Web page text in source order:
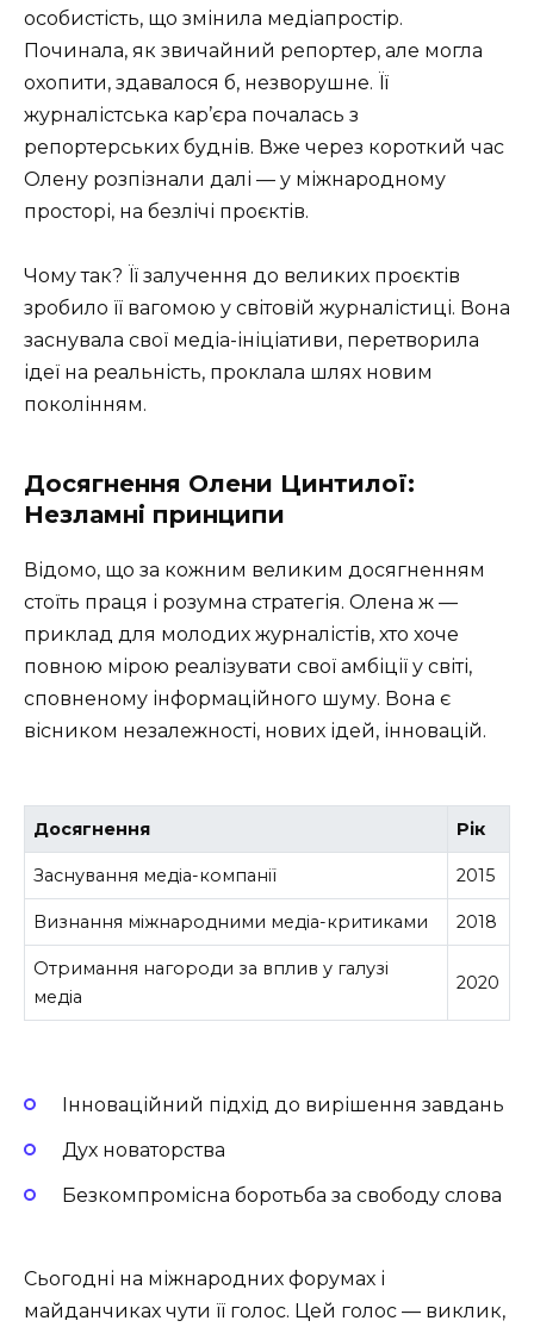
особистість, що змінила медіапростір.
Починала, як звичайний репортер, але могла
охопити, здавалося б, незворушне. Її
журналістська кар’єра почалась з
репортерських буднів. Вже через короткий час
Олену розпізнали далі — у міжнародному
просторі, на безлічі проєктів.
Чому так? Її залучення до великих проєктів
зробило її вагомою у світовій журналістиці. Вона
заснувала свої медіа-ініціативи, перетворила
ідеї на реальність, проклала шлях новим
поколінням.
Досягнення Олени Цинтилої:
Незламні принципи
Відомо, що за кожним великим досягненням
стоїть праця і розумна стратегія. Олена ж —
приклад для молодих журналістів, хто хоче
повною мірою реалізувати свої амбіції у світі,
сповненому інформаційного шуму. Вона є
вісником незалежності, нових ідей, інновацій.
Досягнення Рік
Заснування медіа-компанії 2015
Визнання міжнародними медіа-критиками 2018
Отримання нагороди за вплив у галузі
медіа
2020
Інноваційний підхід до вирішення завдань
Дух новаторства
Безкомпромісна боротьба за свободу слова
Сьогодні на міжнародних форумах і
майданчиках чути її голос. Цей голос — виклик,